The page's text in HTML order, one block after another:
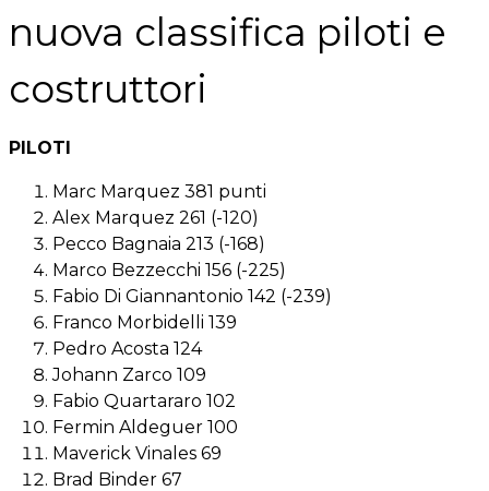
nuova classifica piloti e
costruttori
PILOTI
Marc Marquez 381 punti
Alex Marquez 261 (-120)
Pecco Bagnaia 213 (-168)
Marco Bezzecchi 156 (-225)
Fabio Di Giannantonio 142 (-239)
Franco Morbidelli 139
Pedro Acosta 124
Johann Zarco 109
Fabio Quartararo 102
Fermin Aldeguer 100
Maverick Vinales 69
Brad Binder 67